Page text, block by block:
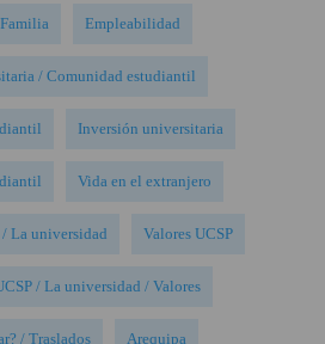
Empleabilidad
/ Comunidad estudiantil
Inversión universitaria
Vida en el extranjero
/ La universidad Valores UCSP
/ La universidad / Valores
/ Traslados Arequipa